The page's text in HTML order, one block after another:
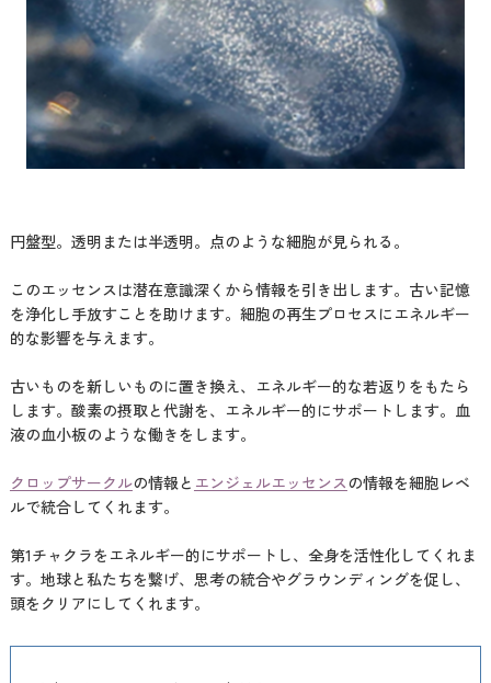
円盤型。透明または半透明。点のような細胞が見られる。
このエッセンスは潜在意識深くから情報を引き出します。古い記憶
を浄化し手放すことを助けます。細胞の再生プロセスにエネルギー
的な影響を与えます。
古いものを新しいものに置き換え、エネルギー的な若返りをもたら
します。酸素の摂取と代謝を、エネルギー的にサポートします。血
液の血小板のような働きをします。
クロップサークルの情報と エンジェルエッセンスの情報を細胞レベ
ルで統合してくれます。
第1チャクラをエネルギー的にサポートし、全身を活性化してくれま
す。地球と私たちを繋げ、思考の統合やグラウンディングを促し、
頭をクリアにしてくれます。